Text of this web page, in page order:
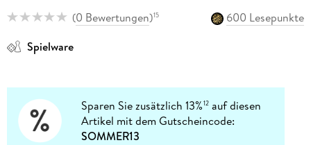
(0 Bewertungen)15
600 Lesepunkte
Spielware
Sparen Sie zusätzlich 13%12 auf diesen
Artikel mit dem Gutscheincode:
SOMMER13